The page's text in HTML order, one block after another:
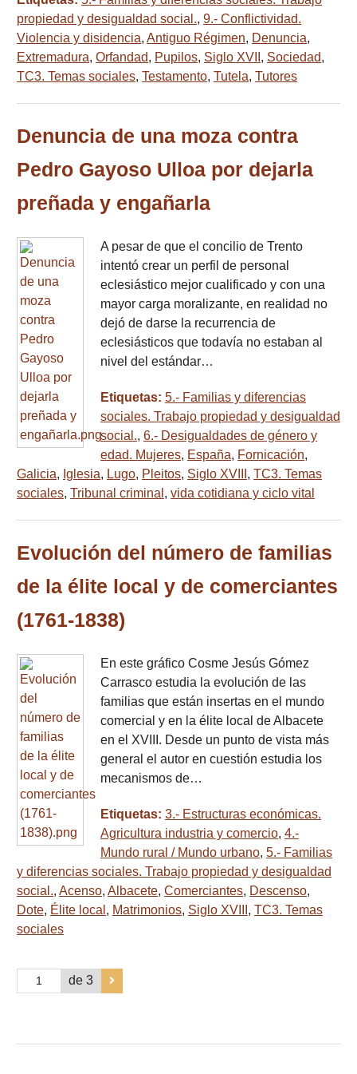
propiedad y desigualdad social., 9.- Conflictividad.
Violencia y disidencia, Antiguo Régimen, Denuncia,
Extremadura, Orfandad, Pupilos, Siglo XVII , Sociedad,
TC3. Temas sociales, Testamento, Tutela, Tutores
Denuncia de una moza contra
Pedro Gayoso Ulloa por dejarla
preñada y engañarla
A pesar de que el concilio de Trento
intentó crear un perfil de personal
eclesiástico mejor cualificado y con una
mayor carga moralizante, en realidad no
dejó de darse la recurrencia de
eclesiásticos que todavía no estaban al
nivel del estándar…
Etiquetas: 5.- Familias y diferencias
sociales. Trabajo propiedad y desigualdad
social., 6.- Desigualdades de género y
edad. Mujeres, España, Fornicación,
Galicia, Iglesia, Lugo, Pleitos, Siglo XVIII , TC3. Temas
sociales, Tribunal criminal , vida cotidiana y ciclo vital
Evolución del número de familias
de la élite local y de comerciantes
(1761-1838)
En este gráfico Cosme Jesús Gómez
Carrasco estudia la evolución de las
familias que están insertas en el mundo
comercial y en la élite local de Albacete
en el XVIII. Desde un punto de vista más
general el autor en cuestión estudia los
mecanismos de…
Etiquetas: 3.- Estructuras económicas.
Agricultura industria y comercio, 4.-
Mundo rural / Mundo urbano, 5.- Familias
y diferencias sociales. Trabajo propiedad y desigualdad
social., Acenso, Albacete, Comerciantes, Descenso,
Dote, Élite local , Matrimonios, Siglo XVIII , TC3. Temas
sociales
de 3